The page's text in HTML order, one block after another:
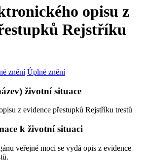
opisu z
Rejstříku
znění Úplné znění
životní situace
z evidence přestupků Rejstříku trestů
k životní situaci
veřejné moci se vydá opis z evidence